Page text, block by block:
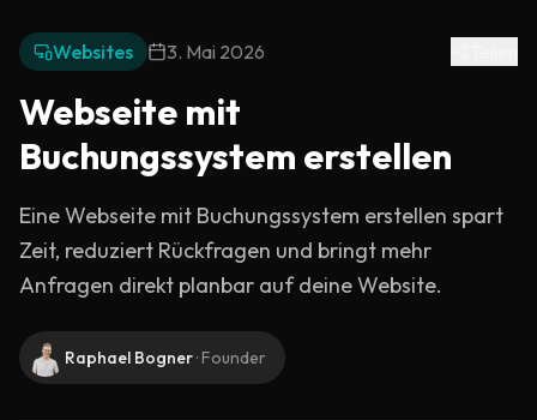
Websites 3. Mai 2026
Webseite mit
Buchungssystem erstellen
Eine Webseite mit Buchungssystem erstellen spart
Zeit, reduziert Rückfragen und bringt mehr
Anfragen direkt planbar auf deine Website.
Raphael Bogner·Founder